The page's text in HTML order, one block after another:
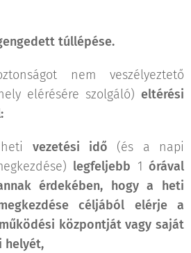
túllépése.
nem veszélyeztető
elérésére szolgáló) eltérési
vezetési idő (és a napi
legfeljebb 1 órával
érdekében, hogy a heti
céljából elérje a
központját vagy saját
helyét,